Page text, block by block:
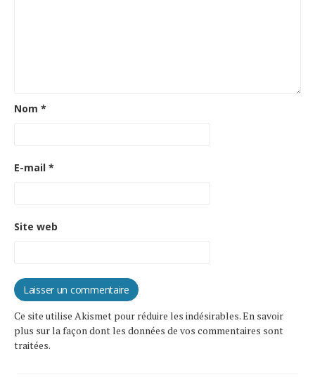
Nom *
E-mail *
Site web
Ce site utilise Akismet pour réduire les indésirables.En savoir
plus sur la façon dont les données de vos commentaires sont
traitées.